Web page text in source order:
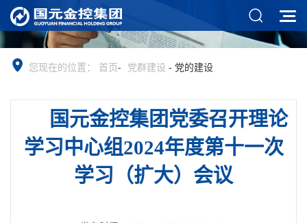
您现在的位置： 首页- 党群建设 - 党的建设
国元金控集团党委召开理论
学习中心组2024年度第十一次
学习（扩大）会议